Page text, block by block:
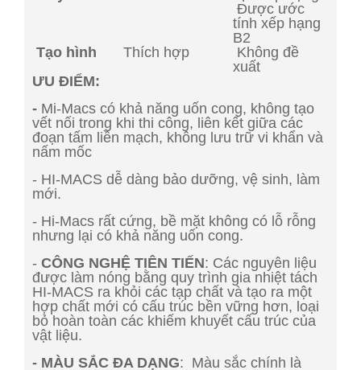
Được ước
tính xếp hạng
B2
Tạo hình
Thích hợp
Không đề
xuất
ƯU ĐIỂM:
- Mi-Macs có khả năng uốn cong, không tạo
vết nối trong khi thi công, liên kết giữa các
đoạn tấm liền mạch, không lưu trữ vi khẩn và
nấm mốc
- HI-MACS dễ dàng bảo dưỡng, vệ sinh, làm
mới.
- Hi-Macs rất cứng, bề mặt không có lỗ rỗng
nhưng lại có khả năng uốn cong.
- CÔNG NGHỆ TIÊN TIẾN: Các nguyên liệu
được làm nóng bằng quy trình gia nhiệt tách
HI-MACS ra khỏi các tạp chất và tạo ra một
hợp chất mới có cấu trúc bền vững hơn, loại
bỏ hoàn toàn các khiếm khuyết cấu trúc của
vật liệu.
- MÀU SẮC ĐA DẠNG: Màu sắc chính là